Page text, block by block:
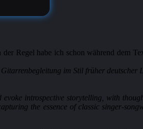
Regel habe ich schon während dem
im Stil früher
introspective storytelling, with
the essence of classic singer-